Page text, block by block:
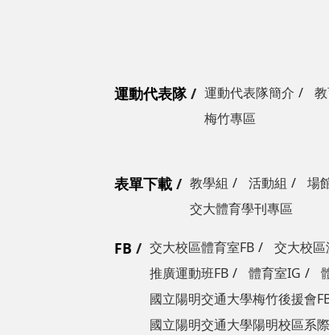
運動代表隊 運動代表隊簡介
梅竹專區
表單下載 教學組 活動組 場
交大體育學刊專區
FB 交大校區體育室FB 交大校區
推廣運動班FB
體育室IG
國立陽明交通大學梅竹後援會
國立陽明交通大學陽明校區系